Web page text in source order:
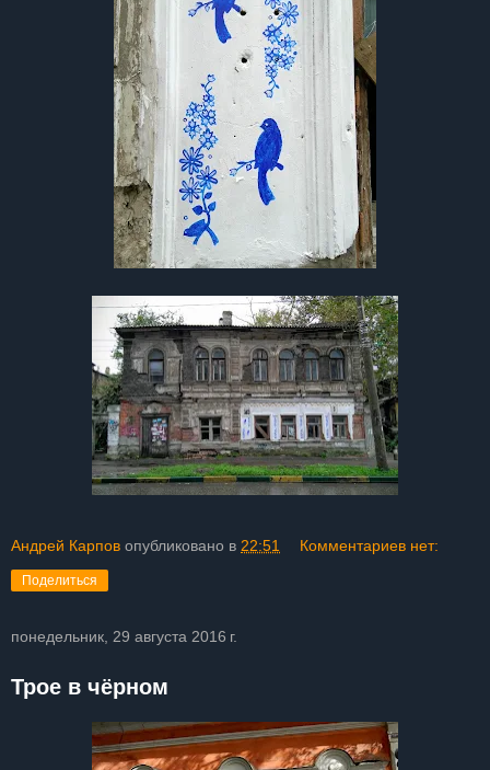
Андрей Карпов опубликовано в 22:51 Комментариев нет:
Поделиться
понедельник, 29 августа 2016 г.
Трое в чёрном